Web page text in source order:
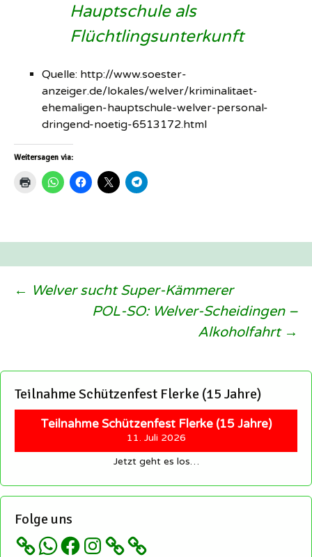
Hauptschule als
Flüchtlingsunterkunft
Quelle: http://www.soester-
anzeiger.de/lokales/welver/kriminalitaet-
ehemaligen-hauptschule-welver-personal-
dringend-noetig-6513172.html
Weitersagen via:
Beitragsnavigation
← Welver sucht Super-Kämmerer
POL-SO: Welver-Scheidingen –
Alkoholfahrt →
Teilnahme Schützenfest Flerke (15 Jahre)
Teilnahme Schützenfest Flerke (15 Jahre)
11. Juli 2026
Jetzt geht es los…
Folge uns
WhatsApp
FacebookInstagram